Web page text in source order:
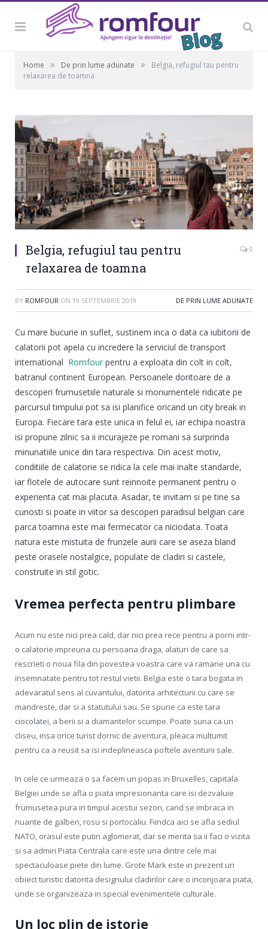
Home » De prin lume adunate »
Belgia, refugiul tau pentru
relaxarea de toamna
Belgia, refugiul tau pentru
relaxarea de toamna
0
BY ROMFOUR ON 19 SEPTEMBRIE 2019 DE PRIN LUME ADUNATE
Cu mare bucurie in suflet, sustinem inca o data ca iubitorii de
calatorii pot apela cu incredere la serviciul de transport
international Romfour pentru a exploata din colt in colt,
batranul continent European. Persoanele doritoare de a
descoperi frumusetiile naturale si monumentele ridicate pe
parcursul timpului pot sa isi planifice oricand un city break in
Europa. Fiecare tara este unica in felul ei, iar echipa noastra
isi propune zilnic sa ii incurajeze pe romani sa surprinda
minunatiile unice din tara respectiva. Din acest motiv,
conditiile de calatorie se ridica la cele mai inalte standarde,
iar flotele de autocare sunt reinnoite permanent pentru o
experienta cat mai placuta. Asadar, te invitam si pe tine sa
cunosti si poate in viitor sa descoperi paradisul belgian care
parca toamna este mai fermecator ca niciodata. Toata
natura este mistuita de frunzele aurii care se aseza bland
peste orasele nostalgice, populate de cladiri si castele,
construite in stil gotic.
Vremea perfecta pentru plimbare
Acum nu este nici prea cald, dar nici prea rece pentru a porni intr-
o calatorie impreuna cu persoana draga, alaturi de care sa
rescrieti o noua fila din povestea voastra care va ramane una cu
insemnatate pentru tot restul vietii. Belgia este o tara bogata in
adevaratul sens al cuvantului, datorita arhitecturii cu care se
mandreste, dar si a statutului sau. Se spune ca este tara
ciocolatei, a berii si a diamantelor scumpe. Poate suna ca un
cliseu, insa orice turist dornic de aventura, pleaca multumit
pentru ca a reusit sa isi indeplineasca poftele aventurii sale.
In cele ce urmeaza o sa facem un popas in Bruxelles, capitala
Belgiei unde se afla o piata impresionanta care isi dezvaluie
frumusetea pura in timpul acestui sezon, cand se imbraca in
nuante de galben, rosu si portocaliu. Fiindca aici se afla sediul
NATO, orasul este putin aglomerat, dar se merita sa ii faci o vizita
si sa admiri Piata Centrala care este una dintre cele mai
spectaculoase piete din lume. Grote Mark este in prezent un
obiect turistic datorita designului cladirilor care o inconjoara piata,
unde se organizeaza in special evenimentele culturale.
Un loc plin de istorie